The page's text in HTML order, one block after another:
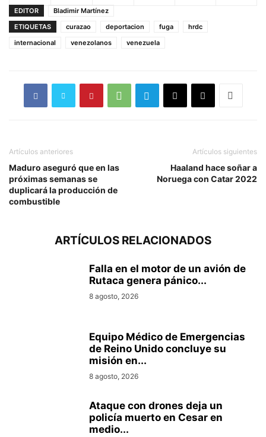
EDITOR
Bladimir Martínez
ETIQUETAS
curazao deportacion fuga
hrdc
internacional
venezolanos venezuela
Artículos anteriores
Maduro aseguró que en las
próximas semanas se
duplicará la producción de
combustible
Artículos siguientes
Haaland hace soñar a
Noruega con Catar 2022
ARTÍCULOS RELACIONADOS
Falla en el motor de un avión de
Rutaca genera pánico...
8 agosto, 2026
Equipo Médico de Emergencias
de Reino Unido concluye su
misión en...
8 agosto, 2026
Ataque con drones deja un
policía muerto en Cesar en
medio...